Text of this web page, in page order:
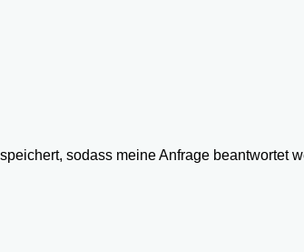
sodass meine Anfrage beantwortet